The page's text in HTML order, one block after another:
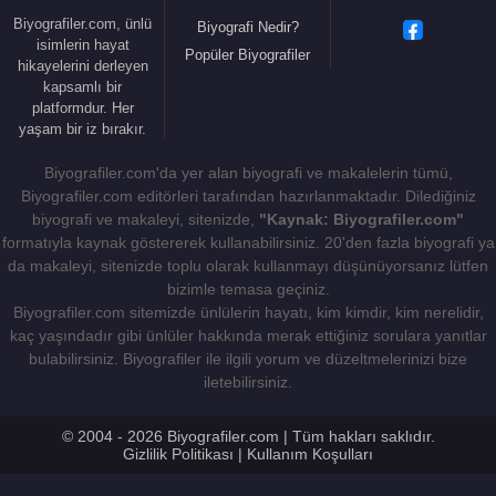
Engizisyon
tarafından cezalandırılmıştı.
Kıta rasyonalizminin hâkim olduğu sonraki yüzyıl
boyunca değeri bilinemedi. Birçok kesim tarafından
deli olarak görüldü. Vico’nun eseri fazlasıyla kişisel
bir nitelik taşıyordu ve bu da 17. yüzyıl başlarında
kabul görmesini zorlaştıran bir etkendi. Çok okuyan
biri olmasına rağmen, onun birincil kaynağı
okudukları değil yaşadığı deneyimlerdi. Bütün
mesele o dönemlerde kişisel deneyimlerin pek ilgi
uyandırmaması idi. Yaklaşık 1790-1810 yılları
arasında Vico, Alman romantikleri tarafından
keşfedildi. Daha sonra Fransız tarihçiJules
1824’ te “Yeni Bilim’in” kısaltılmış bir
Yoksul ve okuma yazması olmayan bir kadınla
Biyografiler.com, ünlü
isimlerin hayat
hikayelerini derleyen
kapsamlı bir
platformdur. Her
yaşam bir iz bırakır.
Biyografi Nedir?
Popüler Biyografiler
Biyografiler.com'da yer alan biyografi ve makalelerin tümü,
Biyografiler.com editörleri tarafından hazırlanmaktadır. Dilediğiniz
biyografi ve makaleyi, sitenizde, "Kaynak: Biyografiler.com"
formatıyla kaynak göstererek kullanabilirsiniz. 20'den fazla biyografi ya
da makaleyi, sitenizde toplu olarak kullanmayı düşünüyorsanız lütfen
bizimle temasa geçiniz.
Biyografiler.com sitemizde ünlülerin hayatı, kim kimdir, kim nerelidir,
kaç yaşındadır gibi ünlüler hakkında merak ettiğiniz sorulara yanıtlar
bulabilirsiniz. Biyografiler ile ilgili yorum ve düzeltmelerinizi bize
iletebilirsiniz.
© 2004 - 2026 Biyografiler.com | Tüm hakları saklıdır.
Gizlilik Politikası | Kullanım Koşulları